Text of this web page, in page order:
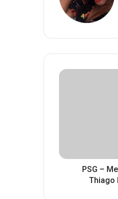
PSG –
Thiago